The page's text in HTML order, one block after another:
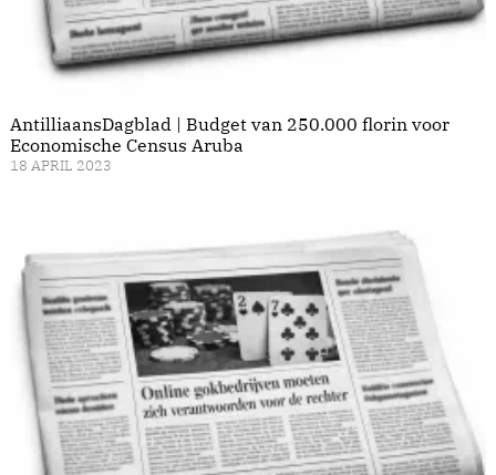
AntilliaansDagblad | Budget van 250.000 florin voor
Economische Census Aruba
18 APRIL 2023